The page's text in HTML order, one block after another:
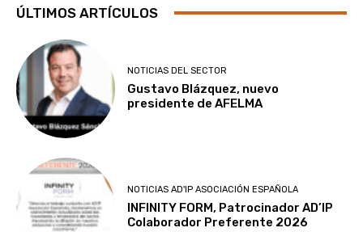
ÚLTIMOS ARTÍCULOS
NOTICIAS DEL SECTOR
Gustavo Blázquez, nuevo
presidente de AFELMA
NOTICIAS AD'IP ASOCIACIÓN ESPAÑOLA
INFINITY FORM, Patrocinador AD’IP
Colaborador Preferente 2026